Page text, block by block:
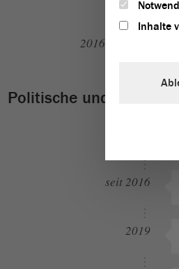
2016 bis 2021
Politische und
seit 2016
2019
Inhalte